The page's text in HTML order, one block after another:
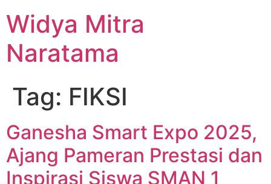
Widya Mitra
Naratama
Tag: FIKSI
Ganesha Smart Expo 2025,
Ajang Pameran Prestasi dan
Inspirasi Siswa SMAN 1